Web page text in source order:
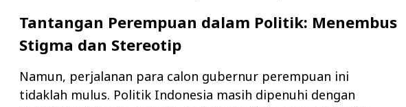
Tantangan Perempuan dalam Politik: Menembus
Stigma dan Stereotip
Namun, perjalanan para calon gubernur perempuan ini
tidaklah mulus. Politik Indonesia masih dipenuhi dengan